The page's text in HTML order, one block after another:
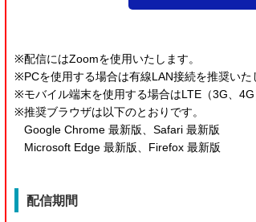
※配信にはZoomを使用いたします。
※PCを使用する場合は有線LAN接続を推奨いた
※モバイル端末を使用する場合はLTE（3G、
※推奨ブラウザは以下のとおりです。
Google Chrome 最新版、Safari 最新版
Microsoft Edge 最新版、Firefox 最新版
配信期間